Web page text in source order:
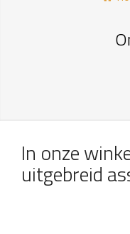
In onze
uitgebreid